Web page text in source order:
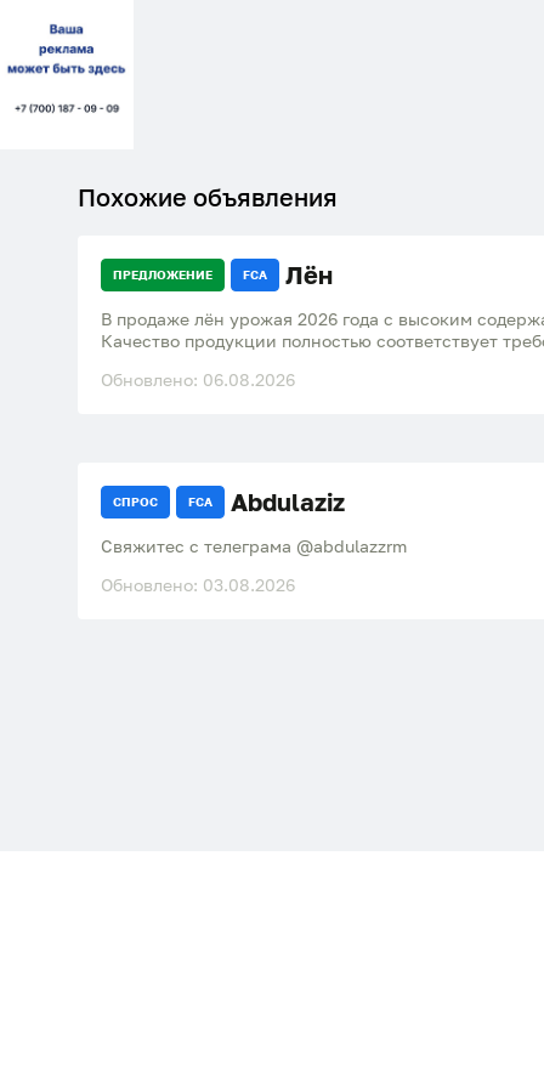
Похожие объявления
ПРЕДЛОЖЕНИЕ FCA Лён
В продаже лён урожая 2026 года с высоким содержанием масличности – 44%.
Качество продукции полностью соответствует
составляет 430 долларов за тонну. Мы предлагаем
Обновлено: 06.08.2026
СПРОС FCA Abdulaziz
Свяжитес с телеграма @abdulazzrm
Обновлено: 03.08.2026